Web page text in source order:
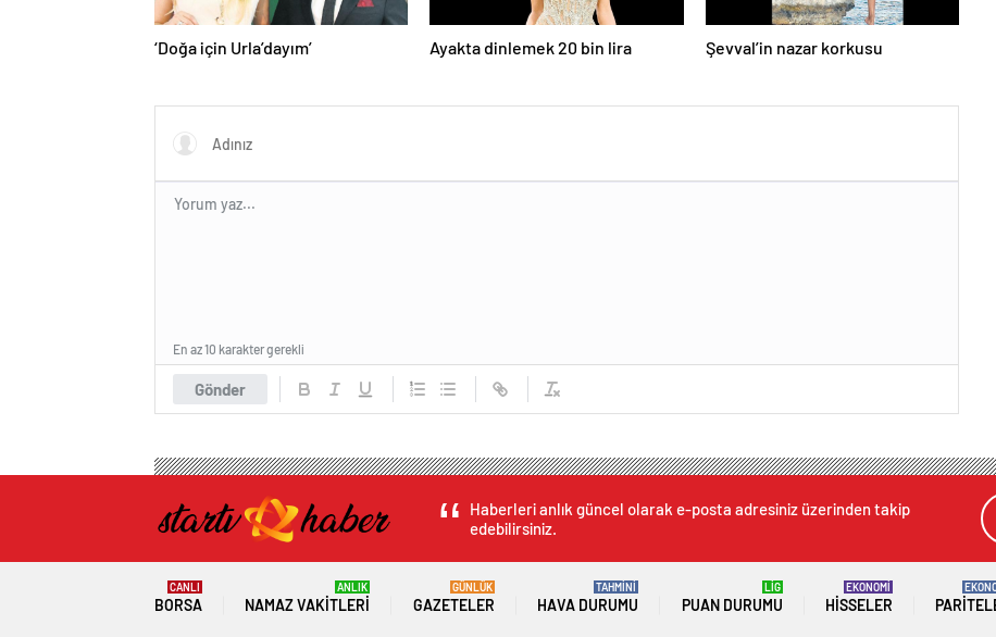
‘Doğa için Urla’dayım’ Ayakta dinlemek 20 bin lira Şevval’in nazar korkusu
Gönder
En az 10 karakter gerekli
Haberleri anlık güncel olarak e-posta adresiniz üzerinden takip
edebilirsiniz.
BORSA
CANLI
NAMAZ VAKITLERI
ANLIK
GAZETELER
GÜNLÜK
HAVA DURUMU
TAHMİNİ
PUAN DURUMU
LİG
HISSELER
EKONOMİ